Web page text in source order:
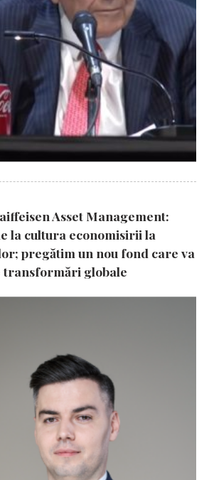
Asset Management:
la cultura economisirii la
pregătim un nou fond care va
globale